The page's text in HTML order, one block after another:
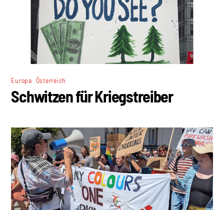
Europa Österreich
Schwitzen für Kriegstreiber